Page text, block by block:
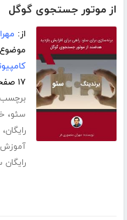
از موتور جستجوی گوگل
از:
۱۷ صفحه
سئو،
رایگان،
رایگان